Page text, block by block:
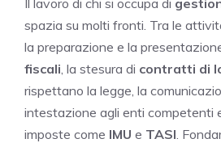
spazia su molti fronti. Tra le
la preparazione e la
fiscali , la stesura di contratti di
rispettano la legge, la
intestazione agli enti competenti
imposte come IMU e TASI .